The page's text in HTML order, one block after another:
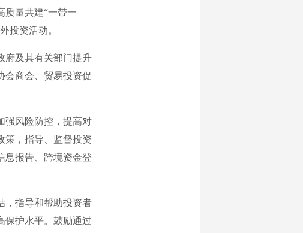
质量共建“一带一
投资活动。
及其有关部门提升
会商会、贸易投资促
风险防控，提高对
策，指导、监督投资
息报告、跨境资金登
指导和帮助投资者
保护水平。鼓励通过